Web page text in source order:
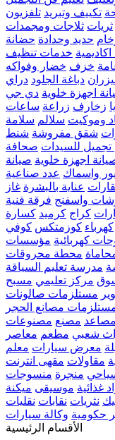
تكييف وتبريد تلفزيون
ثريات ثلاجات ومجمدات
حديد وحدادة حضانة
خدمات تنظيف
خزف خضار وفواكه
دباغة الجلود دراي
اجهزة خلوية دي جي
زخارف زراعة ساعات
وموكيت سلالم سلامة
شقق مفروشة شنط
للسيدات صحافة
اجهزة خلوية صيانة
واسماك عدد صناعية
عناية بالبشرة غاز
واسفنج فرقة فنية
كراج كرميد كسارة
كهرباء كوزمتكس كوفي
كهربائية مؤسسات
محطة محروقات
مدرسة تعليم السياقة
مركز تعليمي مسبح
مستلزمات صالونات
مصانع الحجر
مصاعد مصنع مصنوعات
شعبي مطعم معاصر
معرض سيارات معلم
مقاولات مقهى انترنت
منجرة منسوجات
غذائية موسيقى ميكنة
نثريات نقابات نقليات
حكومية وكالة سيارات
الأقسام الرئيسية